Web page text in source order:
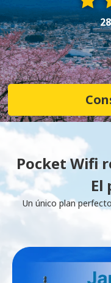
Pocket Wifi
El
Un único plan